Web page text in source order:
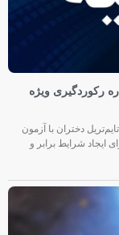
رکوردگیری ویژه
دختران با آزمون
شرایط برابر و